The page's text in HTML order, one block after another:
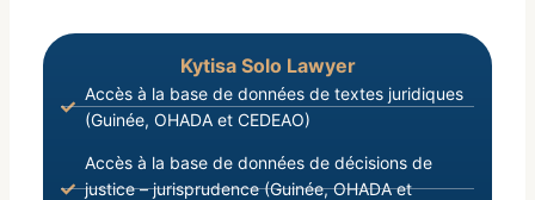
Kytisa Solo Lawyer
Accès à la base de données de textes juridiques
(Guinée, OHADA et CEDEAO)
Accès à la base de données de décisions de
justice – jurisprudence (Guinée, OHADA et